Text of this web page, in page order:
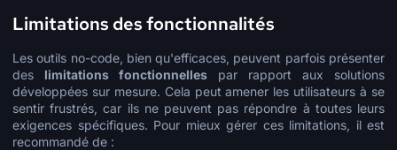
Limitations des fonctionnalités
Les outils no-code, bien qu'efficaces, peuvent parfois présenter
des limitations fonctionnelles par rapport aux solutions
développées sur mesure. Cela peut amener les utilisateurs à se
sentir frustrés, car ils ne peuvent pas répondre à toutes leurs
exigences spécifiques. Pour mieux gérer ces limitations, il est
recommandé de :